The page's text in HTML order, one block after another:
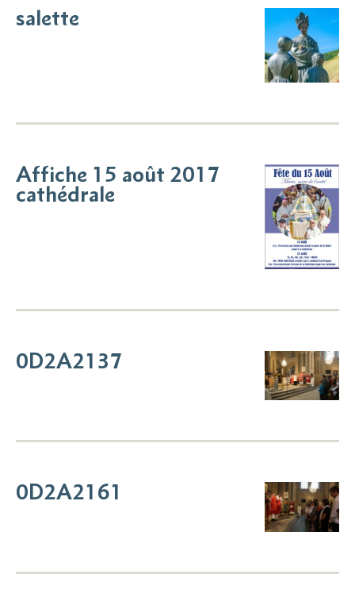
salette
Affiche 15 août 2017
cathédrale
0D2A2137
0D2A2161